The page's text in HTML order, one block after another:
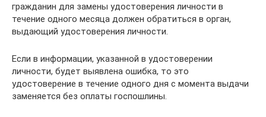
гражданин для замены удостоверения личности в
течение одного месяца должен обратиться в орган,
выдающий удостоверения личности.
Если в информации, указанной в удостоверении
личности, будет выявлена ошибка, то это
удостоверение в течение одного дня с момента выдачи
заменяется без оплаты госпошлины.